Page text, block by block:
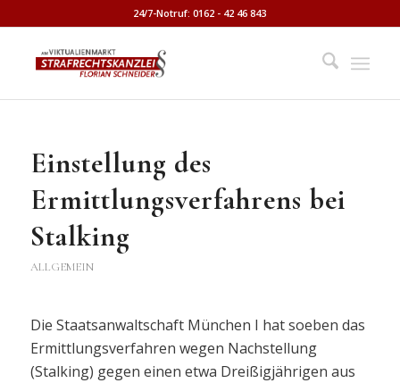
24/7-Notruf: 0162 - 42 46 843
Einstellung des
Ermittlungsverfahrens bei
Stalking
ALLGEMEIN
Die Staatsanwaltschaft München I hat soeben das
Ermittlungsverfahren wegen Nachstellung
(Stalking) gegen einen etwa Dreißigjährigen aus